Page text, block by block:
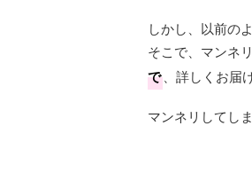
しかし、以前の
そこで、マンネ
で 、詳しくお届
マンネリしてし